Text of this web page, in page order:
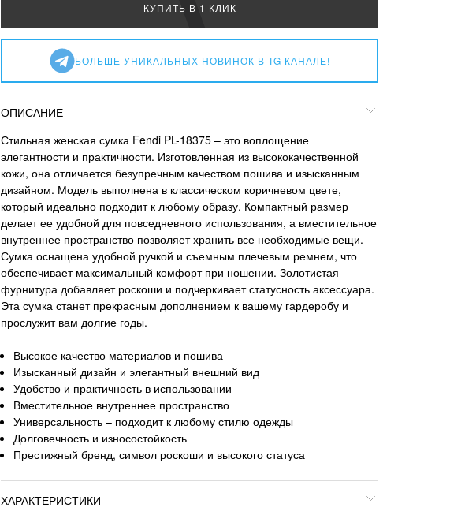
КУПИТЬ В 1 КЛИК
БОЛЬШЕ УНИКАЛЬНЫХ НОВИНОК В TG КАНАЛЕ!
ОПИСАНИЕ
Стильная женская сумка Fendi PL-18375 – это воплощение
элегантности и практичности. Изготовленная из высококачественной
кожи, она отличается безупречным качеством пошива и изысканным
дизайном. Модель выполнена в классическом коричневом цвете,
который идеально подходит к любому образу. Компактный размер
делает ее удобной для повседневного использования, а вместительное
внутреннее пространство позволяет хранить все необходимые вещи.
Сумка оснащена удобной ручкой и съемным плечевым ремнем, что
обеспечивает максимальный комфорт при ношении. Золотистая
фурнитура добавляет роскоши и подчеркивает статусность аксессуара.
Эта сумка станет прекрасным дополнением к вашему гардеробу и
прослужит вам долгие годы.
Высокое качество материалов и пошива
Изысканный дизайн и элегантный внешний вид
Удобство и практичность в использовании
Вместительное внутреннее пространство
Универсальность – подходит к любому стилю одежды
Долговечность и износостойкость
Престижный бренд, символ роскоши и высокого статуса
ХАРАКТЕРИСТИКИ